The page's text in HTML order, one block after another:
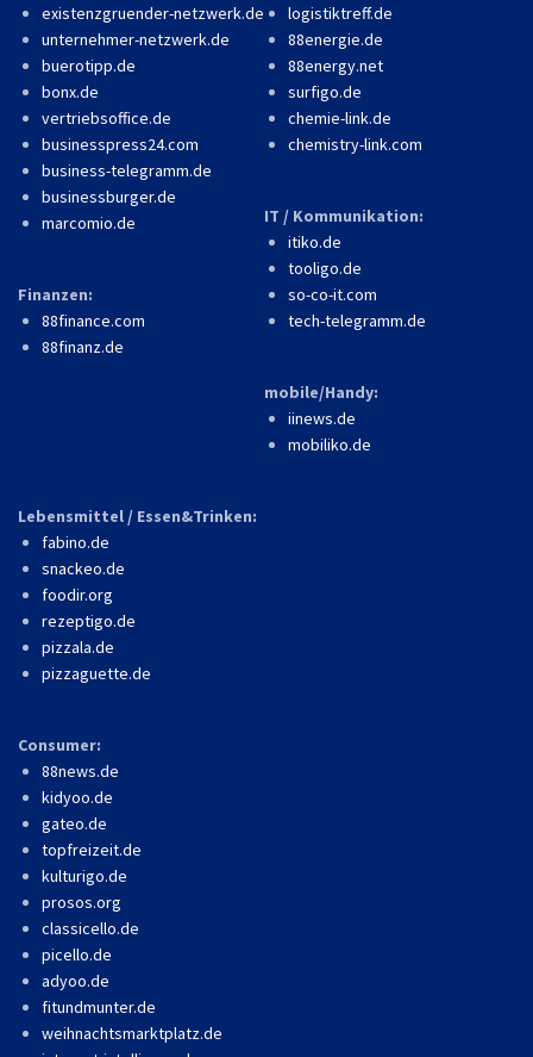
existenzgruender-netzwerk.de
unternehmer-netzwerk.de
buerotipp.de
bonx.de
vertriebsoffice.de
businesspress24.com
business-telegramm.de
businessburger.de
marcomio.de
Finanzen:
88finance.com
88finanz.de
logistiktreff.de
88energie.de
88energy.net
surfigo.de
chemie-link.de
chemistry-link.com
IT / Kommunikation:
itiko.de
tooligo.de
so-co-it.com
tech-telegramm.de
mobile/Handy:
iinews.de
mobiliko.de
Lebensmittel / Essen&Trinken:
fabino.de
snackeo.de
foodir.org
rezeptigo.de
pizzala.de
pizzaguette.de
Consumer:
88news.de
kidyoo.de
gateo.de
topfreizeit.de
kulturigo.de
prosos.org
classicello.de
picello.de
adyoo.de
fitundmunter.de
weihnachtsmarktplatz.de